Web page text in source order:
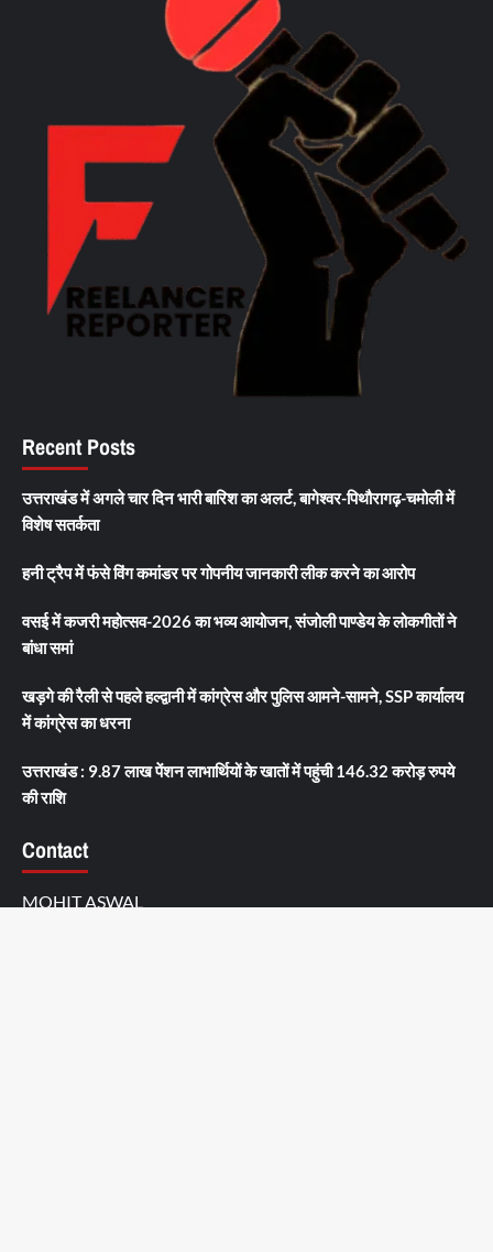
Recent Posts
उत्तराखंड में अगले चार दिन भारी बारिश का अलर्ट, बागेश्वर-पिथौरागढ़-चमोली में
विशेष सतर्कता
हनी ट्रैप में फंसे विंग कमांडर पर गोपनीय जानकारी लीक करने का आरोप
वसई में कजरी महोत्सव-2026 का भव्य आयोजन, संजोली पाण्डेय के लोकगीतों ने
बांधा समां
खड़गे की रैली से पहले हल्द्वानी में कांग्रेस और पुलिस आमने-सामने, SSP कार्यालय
में कांग्रेस का धरना
उत्तराखंड : 9.87 लाख पेंशन लाभार्थियों के खातों में पहुंची 146.32 करोड़ रुपये
की राशि
Contact
MOHIT ASWAL